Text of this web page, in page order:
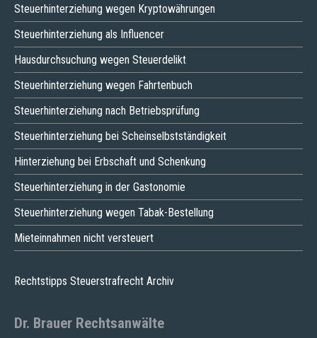
Steuerhinterziehung wegen Kryptowährungen
Steuerhinterziehung als Influencer
Hausdurchsuchung wegen Steuerdelikt
Steuerhinterziehung wegen Fahrtenbuch
Steuerhinterziehung nach Betriebsprüfung
Steuerhinterziehung bei Scheinselbstständigkeit
Hinterziehung bei Erbschaft und Schenkung
Steuerhinterziehung in der Gastonomie
Steuerhinterziehung wegen Tabak-Bestellung
Mieteinnahmen nicht versteuert
Rechtstipps Steuerstrafrecht Archiv
Dr. Brauer Rechtsanwälte